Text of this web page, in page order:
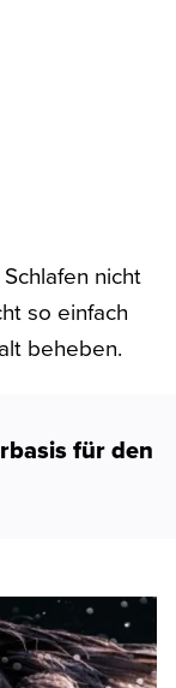
nicht
so einfach
beheben.
für den